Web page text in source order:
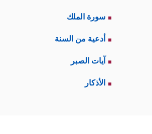
سورة الملك
أدعية من السنة
آيات الصبر
الأذكار